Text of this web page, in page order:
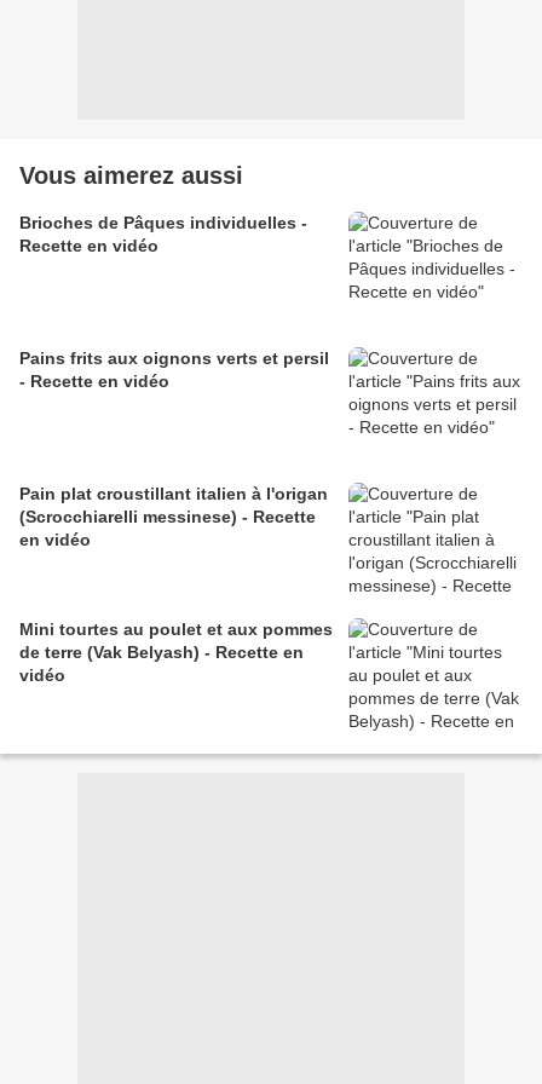
Vous aimerez aussi
Brioches de Pâques individuelles -
Recette en vidéo
Pains frits aux oignons verts et persil
- Recette en vidéo
Pain plat croustillant italien à l'origan
(Scrocchiarelli messinese) - Recette
en vidéo
Mini tourtes au poulet et aux pommes
de terre (Vak Belyash) - Recette en
vidéo